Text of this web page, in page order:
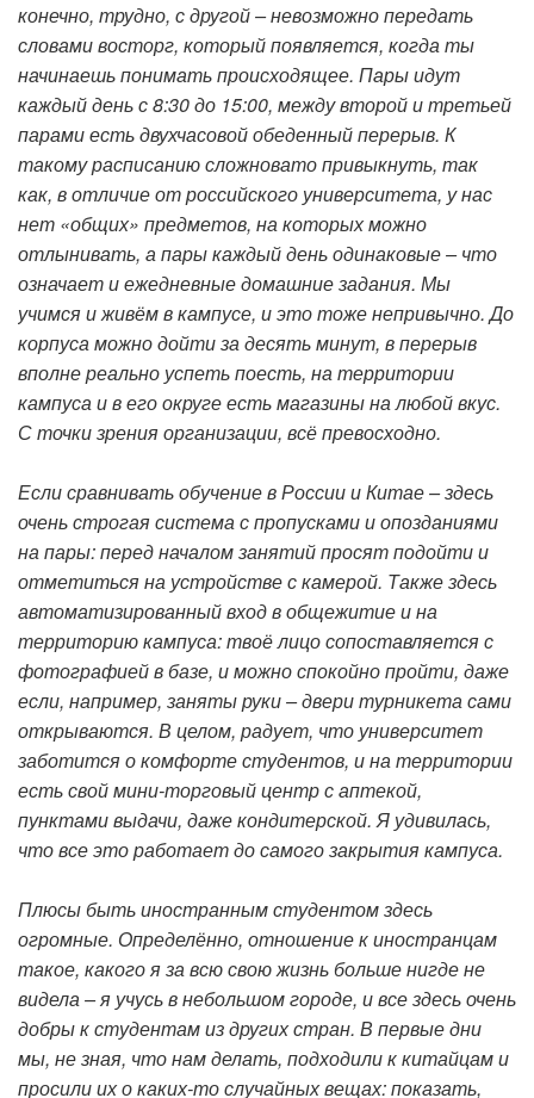
конечно, трудно, с другой – невозможно передать
словами восторг, который появляется, когда ты
начинаешь понимать происходящее. Пары идут
каждый день с 8:30 до 15:00, между второй и третьей
парами есть двухчасовой обеденный перерыв. К
такому расписанию сложновато привыкнуть, так
как, в отличие от российского университета, у нас
нет «общих» предметов, на которых можно
отлынивать, а пары каждый день одинаковые – что
означает и ежедневные домашние задания. Мы
учимся и живём в кампусе, и это тоже непривычно. До
корпуса можно дойти за десять минут, в перерыв
вполне реально успеть поесть, на территории
кампуса и в его округе есть магазины на любой вкус.
С точки зрения организации, всё превосходно.
Если сравнивать обучение в России и Китае – здесь
очень строгая система с пропусками и опозданиями
на пары: перед началом занятий просят подойти и
отметиться на устройстве с камерой. Также здесь
автоматизированный вход в общежитие и на
территорию кампуса: твоё лицо сопоставляется с
фотографией в базе, и можно спокойно пройти, даже
если, например, заняты руки – двери турникета сами
открываются. В целом, радует, что университет
заботится о комфорте студентов, и на территории
есть свой мини-торговый центр с аптекой,
пунктами выдачи, даже кондитерской. Я удивилась,
что все это работает до самого закрытия кампуса.
Плюсы быть иностранным студентом здесь
огромные. Определённо, отношение к иностранцам
такое, какого я за всю свою жизнь больше нигде не
видела – я учусь в небольшом городе, и все здесь очень
добры к студентам из других стран. В первые дни
мы, не зная, что нам делать, подходили к китайцам и
просили их о каких-то случайных вещах: показать,